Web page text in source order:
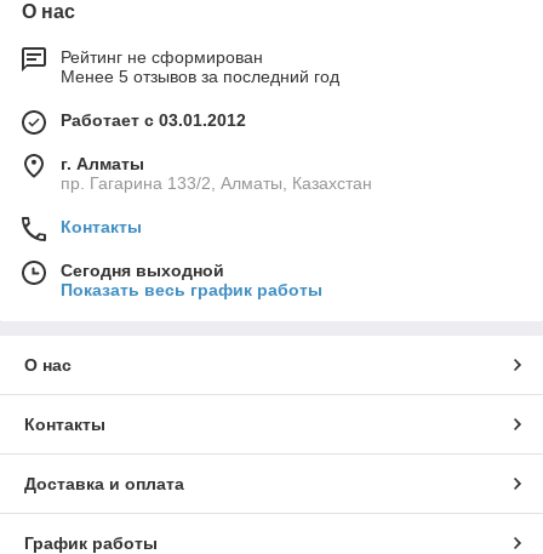
О нас
Рейтинг не сформирован
Менее 5 отзывов за последний год
Работает с 03.01.2012
г. Алматы
пр. Гагарина 133/2, Алматы, Казахстан
Контакты
Сегодня выходной
Показать весь график работы
О нас
Контакты
Доставка и оплата
График работы